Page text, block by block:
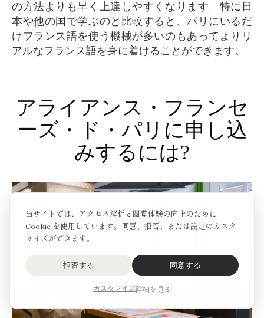
当サイトでは、アクセス解析と閲覧体験の向上のために
Cookie を使用しています。同意、拒否、または設定のカスタ
マイズができます。
拒否する 同意する
カスタマイズ詳細を見る
の方法よりも早く上達しやすくなります。特に日
本や他の国で学ぶのと比較すると、パリにいるだ
けフランス語を使う機械が多いのもあってよりリ
アルなフランス語を身に着けることができます。
アライアンス・フランセ
ーズ・ド・パリに申し込
みするには?